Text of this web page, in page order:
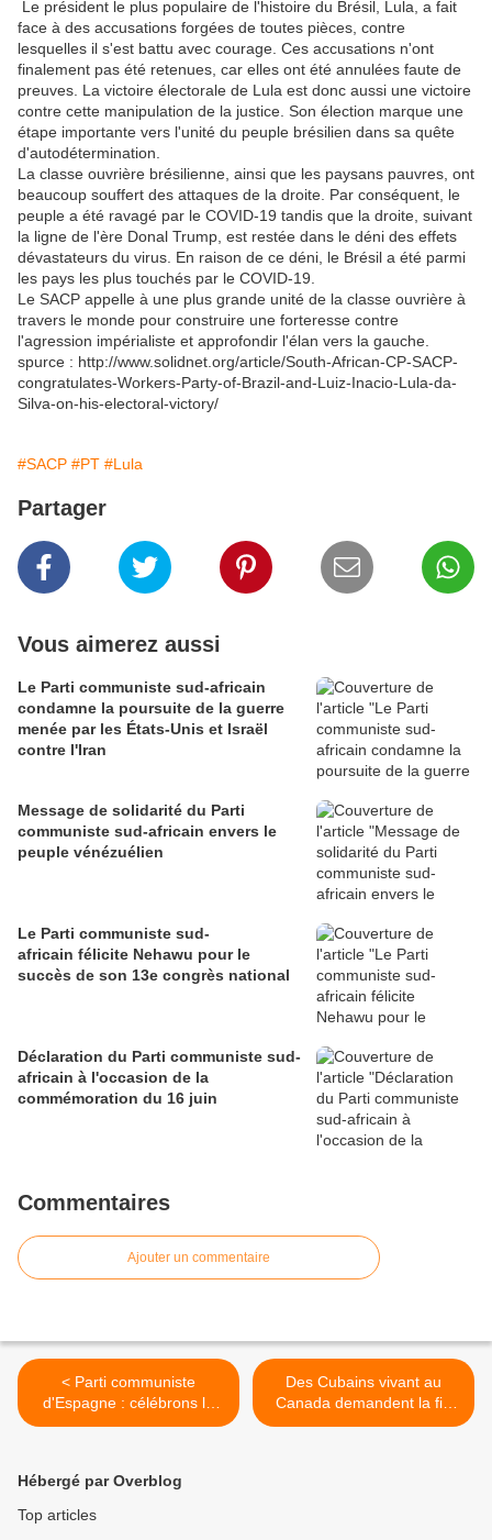
Le président le plus populaire de l'histoire du Brésil, Lula, a fait
face à des accusations forgées de toutes pièces, contre
lesquelles il s'est battu avec courage. Ces accusations n'ont
finalement pas été retenues, car elles ont été annulées faute de
preuves. La victoire électorale de Lula est donc aussi une victoire
contre cette manipulation de la justice. Son élection marque une
étape importante vers l'unité du peuple brésilien dans sa quête
d'autodétermination.
La classe ouvrière brésilienne, ainsi que les paysans pauvres, ont
beaucoup souffert des attaques de la droite. Par conséquent, le
peuple a été ravagé par le COVID-19 tandis que la droite, suivant
la ligne de l'ère Donal Trump, est restée dans le déni des effets
dévastateurs du virus. En raison de ce déni, le Brésil a été parmi
les pays les plus touchés par le COVID-19.
Le SACP appelle à une plus grande unité de la classe ouvrière à
travers le monde pour construire une forteresse contre
l'agression impérialiste et approfondir l'élan vers la gauche.
spurce : http://www.solidnet.org/article/South-African-CP-SACP-
congratulates-Workers-Party-of-Brazil-and-Luiz-Inacio-Lula-da-
Silva-on-his-electoral-victory/
#SACP #PT #Lula
Partager
Vous aimerez aussi
Le Parti communiste sud-africain
condamne la poursuite de la guerre
menée par les États-Unis et Israël
contre l'Iran
Message de solidarité du Parti
communiste sud-africain envers le
peuple vénézuélien
Le Parti communiste sud-
africain félicite Nehawu pour le
succès de son 13e congrès national
Déclaration du Parti communiste sud-
africain à l'occasion de la
commémoration du 16 juin
Commentaires
Ajouter un commentaire
< Parti communiste
d'Espagne : célébrons la
victoire du Président Lula
Des Cubains vivant au
Canada demandent la fin
du blocus de Cuba par les
Hébergé par Overblog
Top articles